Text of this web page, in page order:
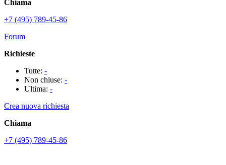
Chiama
+7 (495) 789-45-86
Forum
Richieste
Tutte: -
Non chiuse: -
Ultima: -
Crea nuova richiesta
Chiama
+7 (495) 789-45-86